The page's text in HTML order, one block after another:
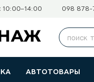
10:00–14:00 098 878-
АВТОТОВАРЫ